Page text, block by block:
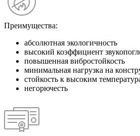
Преимущества:
абсолютная экологичность
высокий коэффициент
повышенная вибростойкость
минимальная нагрузка на
стойкость к высоким
негорючесть